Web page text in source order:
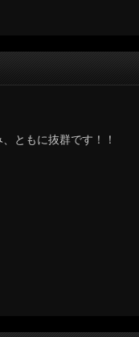
ともに抜群です！！